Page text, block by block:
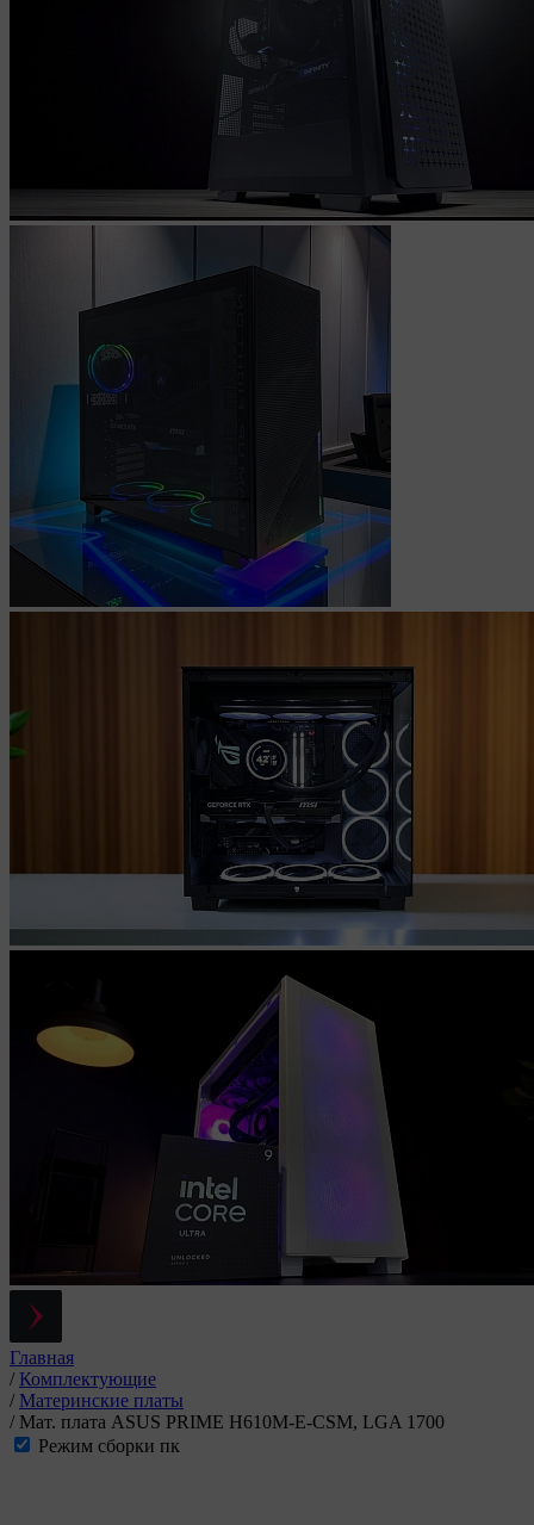
Главная
/ Комплектующие
/ Материнские платы
/ Мат. плата ASUS PRIME H610M-E-CSM, LGA 1700
Режим сборки пк